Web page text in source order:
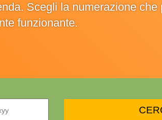
Scegli la numerazione che
funzionante.